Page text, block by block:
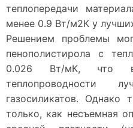
теплопередачи
менее 0.9 Вт/м2К у
Решением проблемы
пенополистирола с
0.026 Вт/мК, что
теплопроводности
газосиликатов. Однако
только, как несъемная